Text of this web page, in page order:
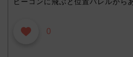
0